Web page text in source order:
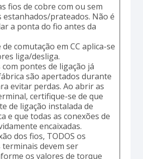
fios de cobre com ou sem
estanhados/prateados. Não é
a ponta do fio antes da
de comutação em CC aplica-se
liga/desliga.
pontes de ligação já
são apertados durante
evitar perdas. Ao abrir as
certifique-se de que
de ligação instalada de
e que todas as conexões de
encaixadas.
dos fios, TODOS os
devem ser
os valores de torque